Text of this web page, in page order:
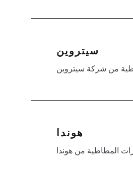
سيتروين
من شركة سيتروين
هوندا
المطاطية من هوندا